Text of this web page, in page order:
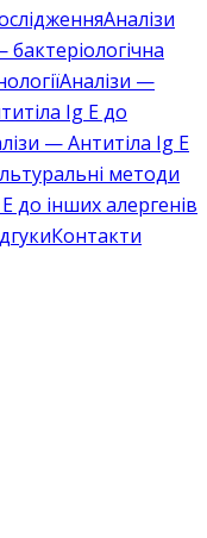
Аналізи
бактеріологічна
Аналізи —
Ig E до
— Антитіла Ig E
методи
до інших алергенів
Контакти